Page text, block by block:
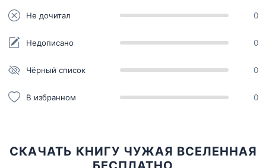
Не дочитал 0
Недописано 0
Чёрный список 0
В избранном 0
СКАЧАТЬ КНИГУ ЧУЖАЯ ВСЕЛЕННАЯ